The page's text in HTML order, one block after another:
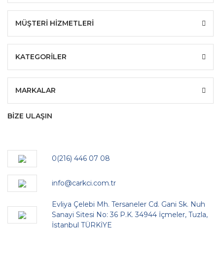
MÜŞTERİ HİZMETLERİ
KATEGORİLER
MARKALAR
BİZE ULAŞIN
0(216) 446 07 08
info@carkci.com.tr
Evliya Çelebi Mh. Tersaneler Cd. Gani Sk. Nuh
Sanayi Sitesi No: 36 P.K. 34944 İçmeler, Tuzla,
İstanbul TÜRKİYE